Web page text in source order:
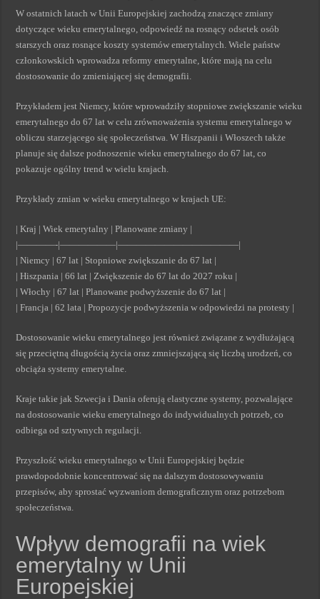
W ostatnich latach w Unii Europejskiej zachodzą znaczące zmiany
dotyczące wieku emerytalnego, odpowiedź na rosnący odsetek osób
starszych oraz rosnące koszty systemów emerytalnych. Wiele państw
członkowskich wprowadza reformy emerytalne, które mają na celu
dostosowanie do zmieniającej się demografii.
Przykładem jest Niemcy, które wprowadziły stopniowe zwiększanie wieku
emerytalnego do 67 lat w celu zrównoważenia systemu emerytalnego w
obliczu starzejącego się społeczeństwa. W Hiszpanii i Włoszech także
planuje się dalsze podnoszenie wieku emerytalnego do 67 lat, co
pokazuje ogólny trend w wielu krajach.
Przykłady zmian w wieku emerytalnego w krajach UE:
| Kraj | Wiek emerytalny | Planowane zmiany |
|————-|——————|—————————————|
| Niemcy | 67 lat | Stopniowe zwiększanie do 67 lat |
| Hiszpania | 66 lat | Zwiększenie do 67 lat do 2027 roku |
| Włochy | 67 lat | Planowane podwyższenie do 67 lat |
| Francja | 62 lata | Propozycje podwyższenia w odpowiedzi na protesty |
Dostosowanie wieku emerytalnego jest również związane z wydłużającą
się przeciętną długością życia oraz zmniejszającą się liczbą urodzeń, co
obciąża systemy emerytalne.
Kraje takie jak Szwecja i Dania oferują elastyczne systemy, pozwalające
na dostosowanie wieku emerytalnego do indywidualnych potrzeb, co
odbiega od sztywnych regulacji.
Przyszłość wieku emerytalnego w Unii Europejskiej będzie
prawdopodobnie koncentrować się na dalszym dostosowywaniu
przepisów, aby sprostać wyzwaniom demograficznym oraz potrzebom
społeczeństwa.
Wpływ demografii na wiek
emerytalny w Unii
Europejskiej